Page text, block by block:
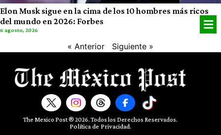
Elon Musk sigue en la cima de los 10 hombres más ricos
del mundo en 2026: Forbes
6 agosto, 2026
« Anterior Siguiente »
The Mexico Post ® 2026. Todos los Derechos Reservados.​
Política de Privacidad.